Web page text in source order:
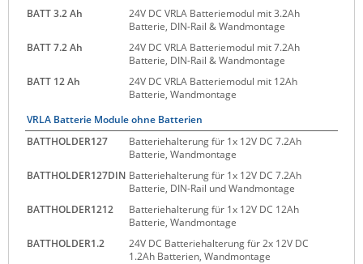
Power Kingdom
Poynting
Server Technology
Siretta
SIRIO Antenne
TEKTELIC
BATT 3.2 Ah
24V DC VRLA Batteriemodul mit 3.2Ah
Batterie, DIN-Rail & Wandmontage
BATT 7.2 Ah
24V DC VRLA Batteriemodul mit 7.2Ah
Batterie, DIN-Rail & Wandmontage
BATT 12 Ah
24V DC VRLA Batteriemodul mit 12Ah
Batterie, Wandmontage
VRLA Batterie Module ohne Batterien
BATTHOLDER127
Batteriehalterung für 1x 12V DC 7.2Ah
Batterie, Wandmontage
BATTHOLDER127DIN Batteriehalterung für 1x 12V DC 7.2Ah
Batterie, DIN-Rail und Wandmontage
BATTHOLDER1212
Batteriehalterung für 1x 12V DC 12Ah
Batterie, Wandmontage
BATTHOLDER1.2
24V DC Batteriehalterung für 2x 12V DC
1.2Ah Batterien, Wandmontage